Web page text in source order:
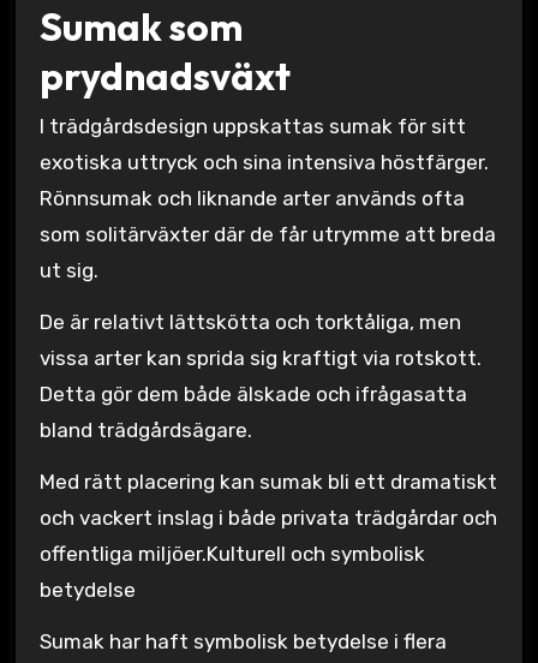
Sumak som
prydnadsväxt
I trädgårdsdesign uppskattas sumak för sitt
exotiska uttryck och sina intensiva höstfärger.
Rönnsumak och liknande arter används ofta
som solitärväxter där de får utrymme att breda
ut sig.
De är relativt lättskötta och torktåliga, men
vissa arter kan sprida sig kraftigt via rotskott.
Detta gör dem både älskade och ifrågasatta
bland trädgårdsägare.
Med rätt placering kan sumak bli ett dramatiskt
och vackert inslag i både privata trädgårdar och
offentliga miljöer.Kulturell och symbolisk
betydelse
Sumak har haft symbolisk betydelse i flera